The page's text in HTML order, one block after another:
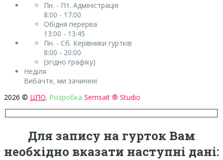
Пн. - Пт. Адміністрація
8:00 - 17:00
Обідня перерва
13:00 - 13:45
Пн. - Сб. Керівники гуртків
8:00 - 20:00
(згідно графіку)
Неділя
Вибачте, ми зачинені
2026 © ЦПО. Розробка Semsait ® Studio
Для запису на гурток Вам
необхідно вказати наступні дані: